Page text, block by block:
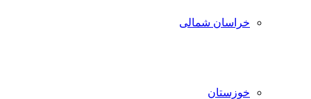
خراسان شمالی
خوزستان